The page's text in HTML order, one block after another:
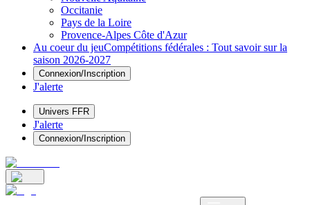
Occitanie
Pays de la Loire
Provence-Alpes Côte d'Azur
Au coeur du jeuCompétitions fédérales : Tout savoir sur la
saison 2026-2027
Connexion/Inscription
J'alerte
Univers FFR
J'alerte
Connexion/Inscription